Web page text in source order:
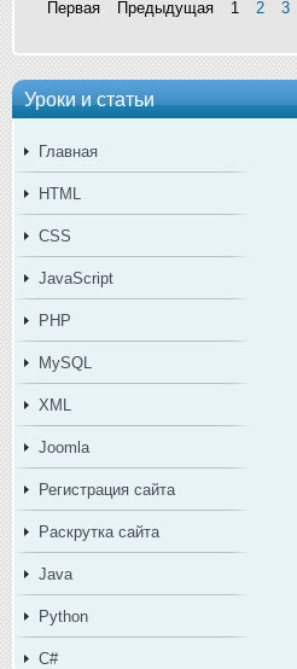
Уроки и статьи
Главная
HTML
CSS
JavaScript
PHP
MySQL
XML
Joomla
Регистрация сайта
Раскрутка сайта
Java
Python
C#
Первая Предыдущая 1 2 3